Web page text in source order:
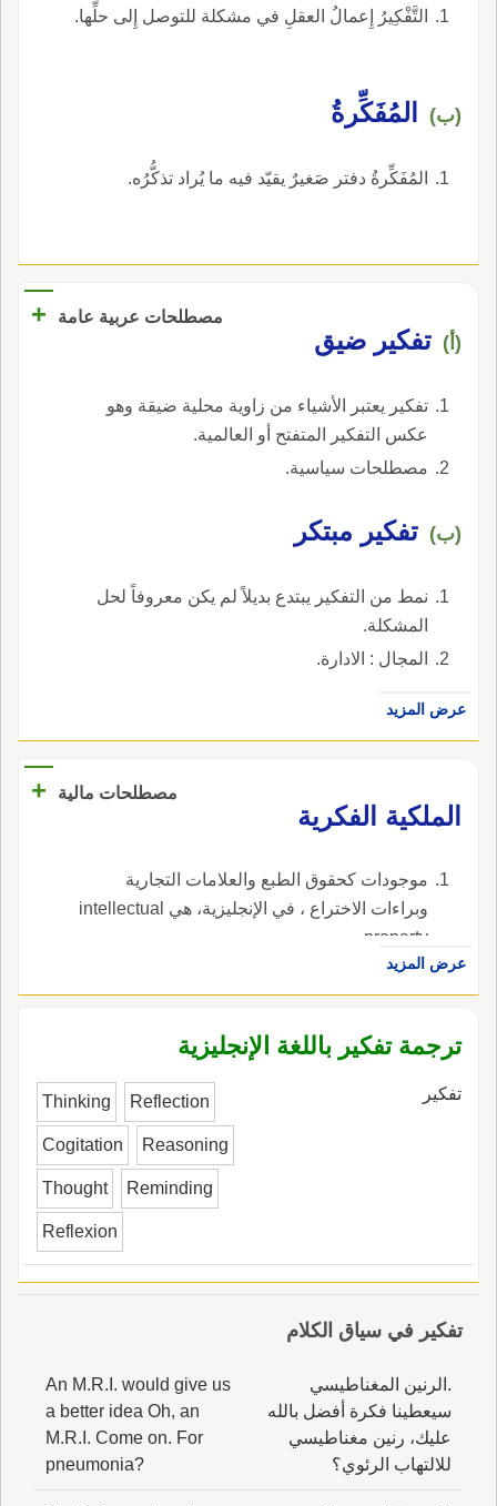
التَّفْكِيرُ إِعمالُ العقلِ في مشكلة للتوصل إِلى حلِّها.
(ب) المُفَكِّرةُ
المُفَكِّرةُ دفتر صَغيرٌ يقيّد فيه ما يُراد تذكُّرُه.
مصطلحات عربية عامة +
(أ) تفكير ضيق
تفكير يعتبر الأشياء من زاوية محلية ضيقة وهو
عكس التفكير المتفتح أو العالمية.
مصطلحات سياسية.
(ب) تفكير مبتكر
نمط من التفكير يبتدع بديلاً لم يكن معروفاً لحل
المشكلة.
المجال : الادارة.
عرض المزيد
مصطلحات مالية
+
الملكية الفكرية
موجودات كحقوق الطبع والعلامات التجارية
وبراءات الاختراع ، في الإنجليزية، هي intellectual
property.
عرض المزيد
ترجمة تفكير باللغة الإنجليزية
تفكير Thinking Reflection
Cogitation Reasoning
Thought Reminding
Reflexion
تفكير في سياق الكلام
.الرنين المغناطيسي
سيعطينا فكرة أفضل بالله
عليك، رنين مغناطيسي
للالتهاب الرئوي؟
An M.R.I. would give us
a better idea Oh, an
M.R.I. Come on. For
pneumonia?